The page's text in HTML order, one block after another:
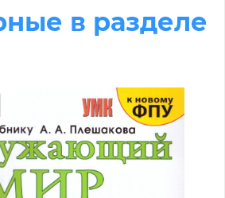
в разделе